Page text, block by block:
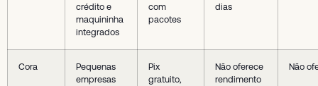
crédito e
maquininha
integrados
com
pacotes
dias
Cora
Pequenas
empresas
Pix
gratuito,
Não oferece
rendimento
Não